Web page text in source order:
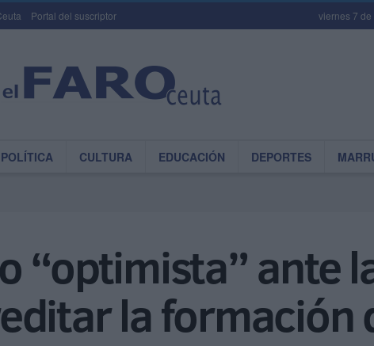
Portal del suscriptor viernes 7
POLÍTICA CULTURA EDUCACIÓN DEPORTES
“optimista” ante
la formación